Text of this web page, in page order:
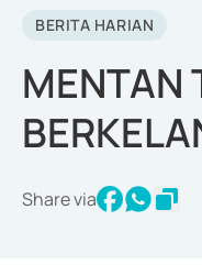
BERITA HARIAN
MENTAN
Share via